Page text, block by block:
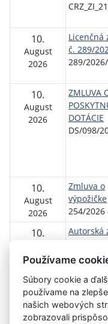
10.
August
2026
Licenčná
č. 289/
289/
10.
August
2026
ZMLUVA
DOTÁCIE
DS/098/
10.
August
2026
Zmluva o
výpožičke
254/2026
10.
2026
Autorská
677/2026
« 17 18
Používame
Súbory cookie a
používame na
našich webových
zobrazovali